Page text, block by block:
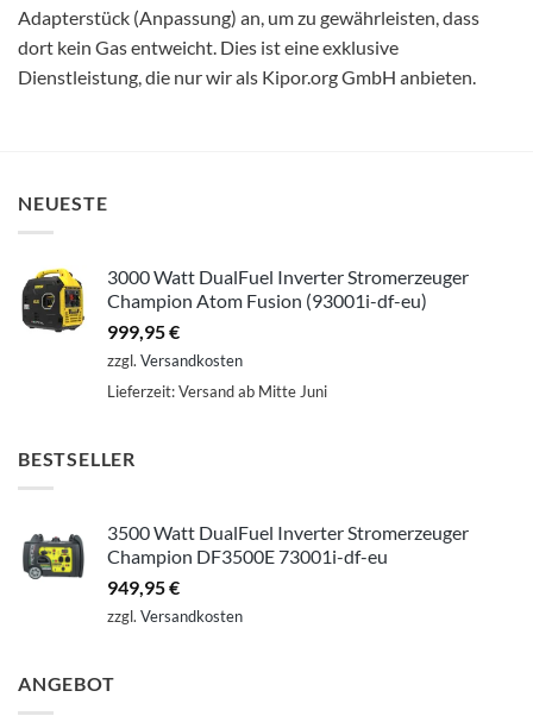
Adapterstück (Anpassung) an, um zu gewährleisten, dass
dort kein Gas entweicht. Dies ist eine exklusive
Dienstleistung, die nur wir als Kipor.org GmbH anbieten.
NEUESTE
3000 Watt DualFuel Inverter Stromerzeuger
Champion Atom Fusion (93001i-df-eu)
999,95€
zzgl. Versandkosten
Lieferzeit:Versand ab Mitte Juni
BESTSELLER
3500 Watt DualFuel Inverter Stromerzeuger
Champion DF3500E 73001i-df-eu
949,95€
zzgl. Versandkosten
ANGEBOT